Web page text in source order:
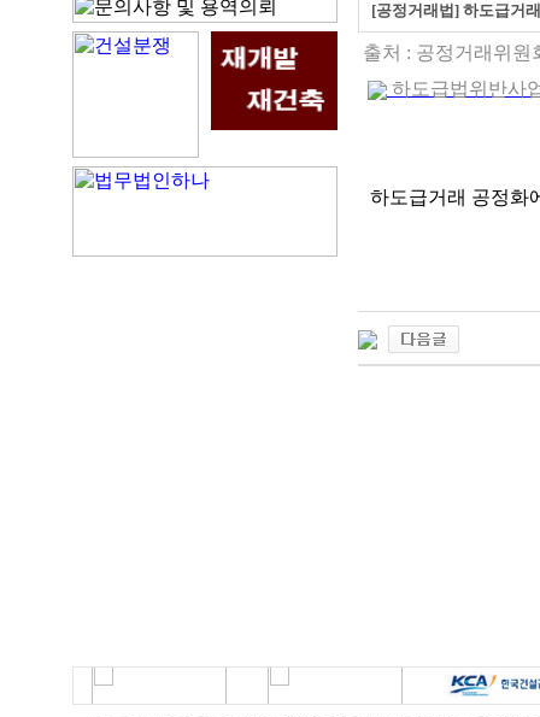
[공정거래법] 하도급거
출처 : 공정거래위원
하도급법위반사
하도급거래 공정화